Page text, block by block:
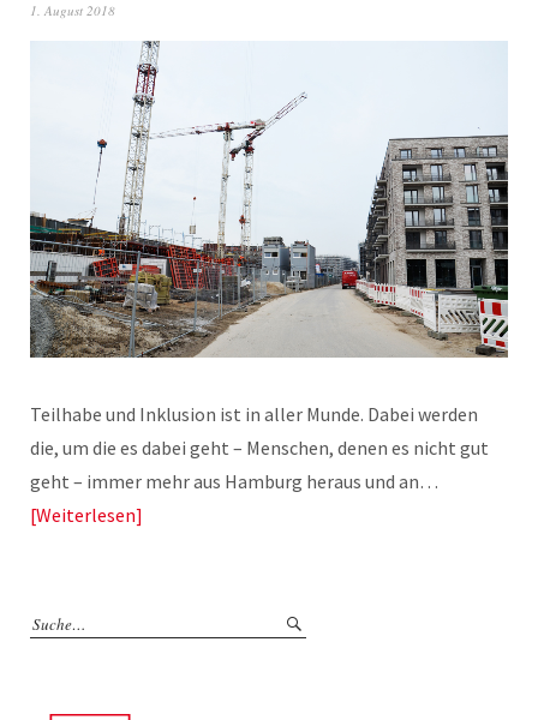
1. August 2018
Teilhabe und Inklusion ist in aller Munde. Dabei werden
die, um die es dabei geht – Menschen, denen es nicht gut
geht – immer mehr aus Hamburg heraus und an…
Weiterlesen